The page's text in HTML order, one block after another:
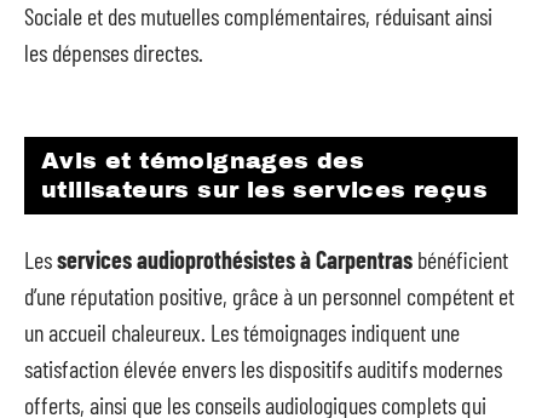
Sociale et des mutuelles complémentaires, réduisant ainsi
les dépenses directes.
Avis et témoignages des
utilisateurs sur les services reçus
Lesservices audioprothésistes à Carpentras bénéficient
d’une réputation positive, grâce à un personnel compétent et
un accueil chaleureux. Les témoignages indiquent une
satisfaction élevée envers les dispositifs auditifs modernes
offerts, ainsi que les conseils audiologiques complets qui